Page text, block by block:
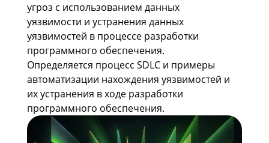
угроз с использованием данных
уязвимости и устранения данных
уязвимостей в процессе разработки
программного обеспечения.
Определяется процесс SDLC и примеры
автоматизации нахождения уязвимостей и
их устранения в ходе разработки
программного обеспечения.